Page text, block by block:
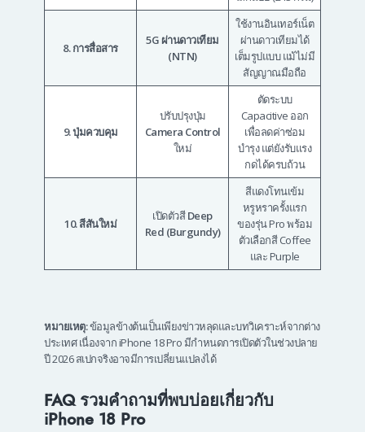
8. การสื่อสาร
5G ผ่านดาวเทียม
(NTN)
ใช้งานอินเทอร์เน็ต
ผ่านดาวเทียมได้
เต็มรูปแบบ แม้ไม่มี
สัญญาณมือถือ
9. ปุ่มควบคุม
ปรับปรุงปุ่ม
Camera Control
ใหม่
ตัดระบบ
Capacitive ออก
เพื่อลดค่าซ่อม
บำรุง แต่ยังรับแรง
กดได้ครบถ้วน
10. สีสันใหม่
เปิดตัวสีDeep
Red (Burgundy)
สีแดงโทนเข้ม
หรูหราครั้งแรก
ของรุ่น Pro พร้อม
ตัวเลือกสี Coffee
และ Purple
หมายเหตุ:ข้อมูลข้างต้นเป็นเพียงข่าวหลุดและบทวิเคราะห์จากต่าง
ประเทศ เนื่องจาก iPhone 18 Pro มีกำหนดการเปิดตัวในช่วงปลาย
ปี 2026 สเปกจริงอาจมีการเปลี่ยนแปลงได้
FAQ รวมคำถามที่พบบ่อยเกี่ยวกับ
iPhone 18 Pro